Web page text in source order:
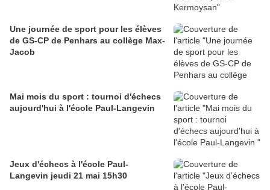
Une journée de sport pour les élèves
de GS-CP de Penhars au collège Max-
Jacob
Mai mois du sport : tournoi d'échecs
aujourd'hui à l'école Paul-Langevin
Jeux d'échecs à l'école Paul-
Langevin jeudi 21 mai 15h30